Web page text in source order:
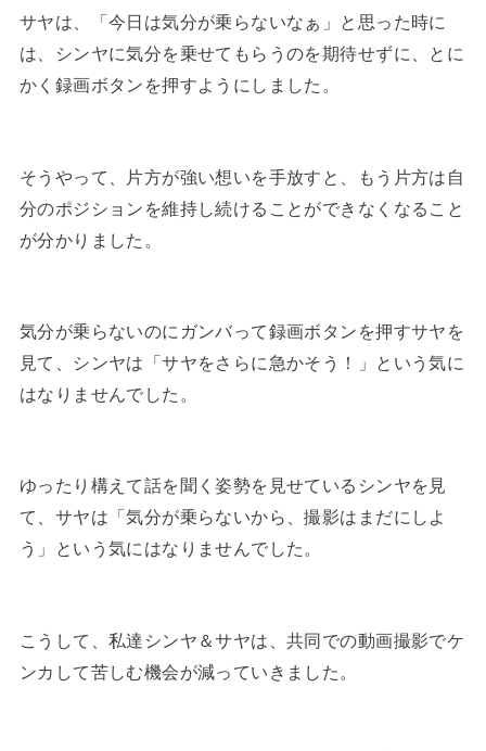
サヤは、「今日は気分が乗らないなぁ」と思った時に
は、シンヤに気分を乗せてもらうのを期待せずに、とに
かく録画ボタンを押すようにしました。
そうやって、片方が強い想いを手放すと、もう片方は自
分のポジションを維持し続けることができなくなること
が分かりました。
気分が乗らないのにガンバって録画ボタンを押すサヤを
見て、シンヤは「サヤをさらに急かそう！」という気に
はなりませんでした。
ゆったり構えて話を聞く姿勢を見せているシンヤを見
て、サヤは「気分が乗らないから、撮影はまだにしよ
う」という気にはなりませんでした。
こうして、私達シンヤ＆サヤは、共同での動画撮影でケ
ンカして苦しむ機会が減っていきました。